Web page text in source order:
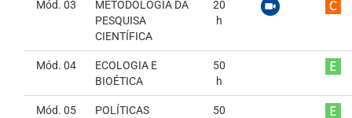
Mód. 03
METODOLOGIA DA
PESQUISA
CIENTÍFICA
20
h
Mód. 04
ECOLOGIA E
BIOÉTICA
50
h
Mód. 05
POLÍTICAS
50